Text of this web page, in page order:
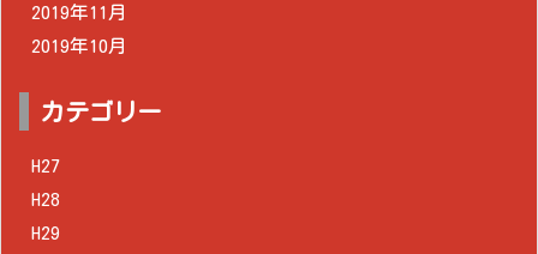
2019年11月
2019年10月
カテゴリー
H27
H28
H29